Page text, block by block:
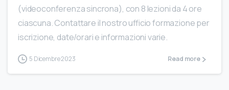
(videoconferenza sincrona), con 8 lezioni da 4 ore
ciascuna. Contattare il nostro ufficio formazione per
iscrizione, date/orari e informazioni varie.
5 Dicembre 2023 Read more